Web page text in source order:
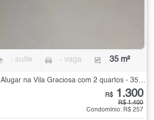
- suíte - vaga 35 m²
Apartamento para Alugar na Vila Graciosa com 2 quartos - 35 m²
R$ 1.300
R$ 1.400
Condomínio: R$ 257